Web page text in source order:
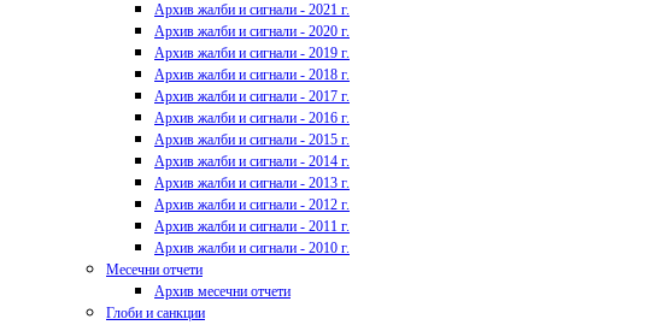
Архив жалби и сигнали - 2021 г.
Архив жалби и сигнали - 2020 г.
Архив жалби и сигнали - 2019 г.
Архив жалби и сигнали - 2018 г.
Архив жалби и сигнали - 2017 г.
Архив жалби и сигнали - 2016 г.
Архив жалби и сигнали - 2015 г.
Архив жалби и сигнали - 2014 г.
Архив жалби и сигнали - 2013 г.
Архив жалби и сигнали - 2012 г.
Архив жалби и сигнали - 2011 г.
Архив жалби и сигнали - 2010 г.
Месечни отчети
Архив месечни отчети
Глоби и санкции